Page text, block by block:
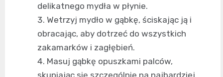
delikatnego mydła w płynie.
Wetrzyj mydło w gąbkę, ściskając ją i
obracając, aby dotrzeć do wszystkich
zakamarków i zagłębień.
Masuj gąbkę opuszkami palców,
skupiając się szczególnie na najbardziej